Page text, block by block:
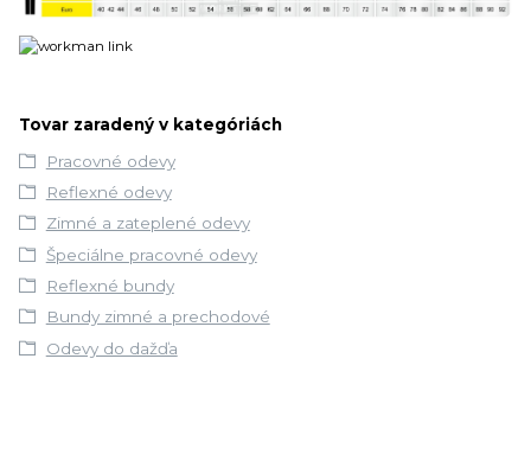
Tovar zaradený v kategóriách
Pracovné odevy
Reflexné odevy
Zimné a zateplené odevy
Špeciálne pracovné odevy
Reflexné bundy
Bundy zimné a prechodové
Odevy do dažďa